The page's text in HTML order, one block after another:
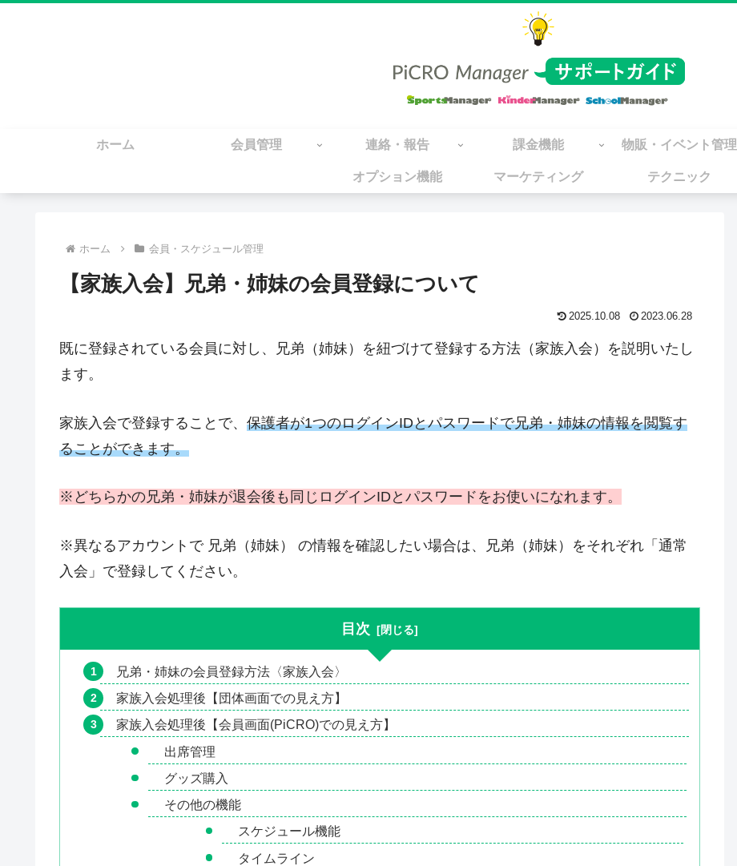
ホーム 会員管理 連絡・報告 課金機能 物販・イベント管理
オプション機能 マーケティング テクニック
ホーム 会員・スケジュール管理
【家族入会】兄弟・姉妹の会員登録について
2025.10.08 2023.06.28
既に登録されている会員に対し、兄弟（姉妹）を紐づけて登録する方法（家族入会）を説明いたし
ます。
家族入会で登録することで、 保護者が1つのログインIDとパスワードで兄弟・姉妹の情報を閲覧す
ることができます。
※どちらかの兄弟・姉妹が退会後も同じログインIDとパスワードをお使いになれます。
※異なるアカウントで 兄弟（姉妹） の情報を確認したい場合は、兄弟（姉妹）をそれぞれ「通常
入会」で登録してください。
目次
兄弟・姉妹の会員登録方法〈家族入会〉
家族入会処理後【団体画面での見え方】
家族入会処理後【会員画面(PiCRO)での見え方】
出席管理
グッズ購入
その他の機能
スケジュール機能
タイムライン